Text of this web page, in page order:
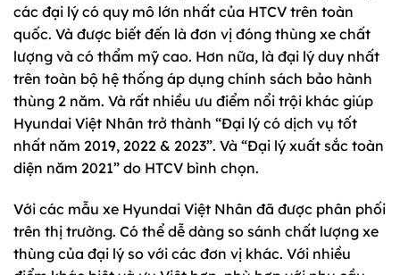
các đại lý có quy mô lớn nhất của HTCV trên toàn
quốc. Và được biết đến là đơn vị đóng thùng xe chất
lượng và có thẩm mỹ cao. Hơn nữa, là đại lý duy nhất
trên toàn bộ hệ thống áp dụng chính sách bảo hành
thùng 2 năm. Và rất nhiều ưu điểm nổi trội khác giúp
Hyundai Việt Nhân trở thành “Đại lý có dịch vụ tốt
nhất năm 2019, 2022 & 2023”. Và “Đại lý xuất sắc toàn
diện năm 2021” do HTCV bình chọn.
Với các mẫu xe Hyundai Việt Nhân đã được phân phối
trên thị trường. Có thể dễ dàng so sánh chất lượng xe
thùng của đại lý so với các đơn vị khác. Với nhiều